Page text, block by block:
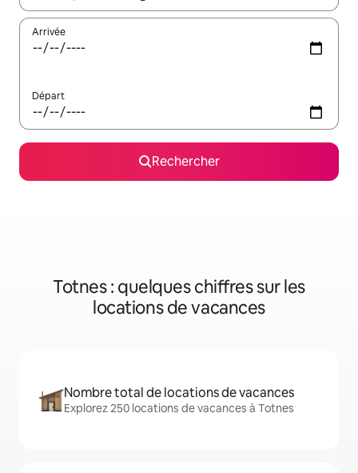
Arrivée
Départ
Rechercher
Totnes : quelques chiffres sur les
locations de vacances
Nombre total de locations de vacances
Explorez 250 locations de vacances à Totnes